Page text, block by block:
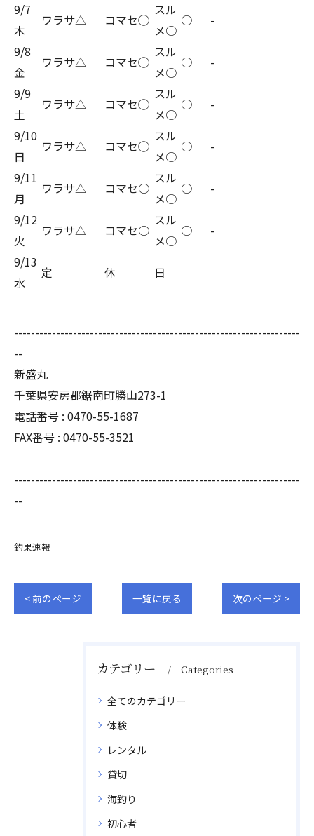
9/7
木
ワラサ△ コマセ◯
スル
メ○
○
-
9/8
金
ワラサ△ コマセ◯
スル
メ○
○
-
9/9
土
ワラサ△ コマセ◯
スル
メ○
○
-
9/10
日
ワラサ△ コマセ◯
スル
メ○
○
-
9/11
月
ワラサ△ コマセ○
スル
メ○
○
-
9/12
火
ワラサ△ コマセ○
スル
メ○
○
-
9/13
水
定 休 日
--------------------------------------------------------------------
--
新盛丸
千葉県安房郡鋸南町勝山273-1
電話番号 : 0470-55-1687
FAX番号 : 0470-55-3521
--------------------------------------------------------------------
--
釣果速報
< 前のページ 一覧に戻る 次のページ >
カテゴリー Categories
全てのカテゴリー
体験
レンタル
貸切
海釣り
初心者